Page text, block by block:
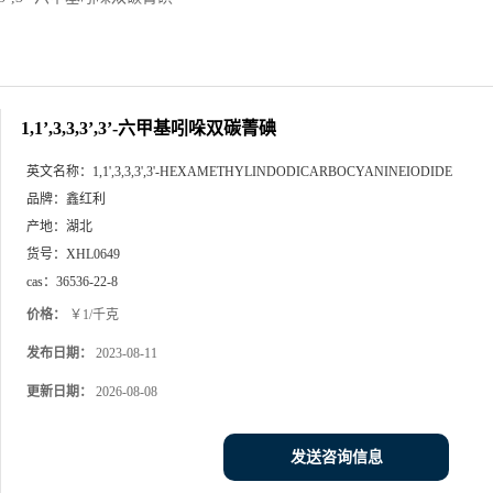
1,1’,3,3,3’,3’-六甲基吲哚双碳菁碘
英文名称： 1,1',3,3,3',3'-HEXAMETHYLINDODICARBOCYANINEIODIDE
品牌： 鑫红利
产地： 湖北
货号： XHL0649
cas： 36536-22-8
价格： ￥1/千克
发布日期： 2023-08-11
更新日期： 2026-08-08
发送咨询信息